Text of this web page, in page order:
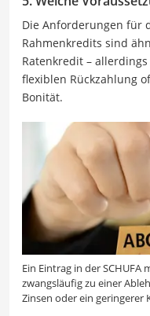
Die Anforderungen für
Rahmenkredits sind
Ratenkredit –
flexiblen Rückzahlung
Bonität.
Ein Eintrag in der
zwangsläufig zu einer
Zinsen oder ein geringerer